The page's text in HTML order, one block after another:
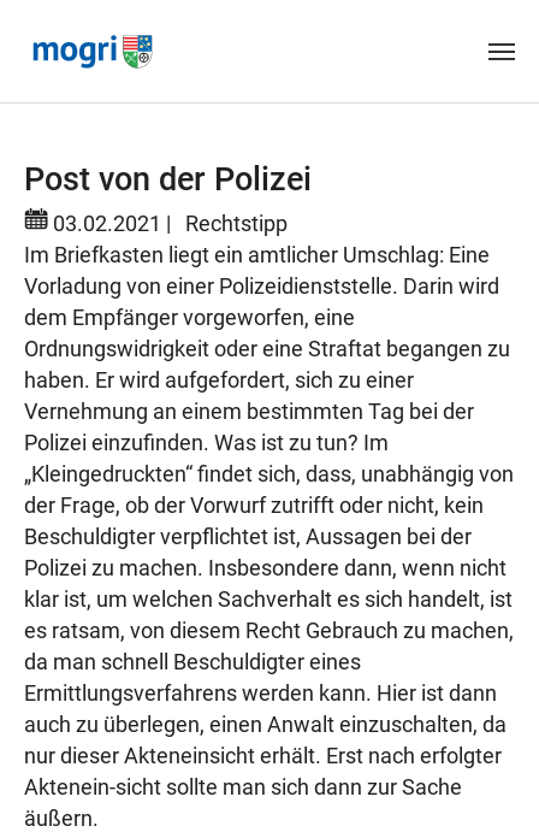
Post von der Polizei
03.02.2021
Rechtstipp
Im Briefkasten liegt ein amtlicher Umschlag: Eine
Vorladung von einer Polizeidienststelle. Darin wird
dem Empfänger vorgeworfen, eine
Ordnungswidrigkeit oder eine Straftat begangen zu
haben. Er wird aufgefordert, sich zu einer
Vernehmung an einem bestimmten Tag bei der
Polizei einzufinden. Was ist zu tun? Im
„Kleingedruckten“ findet sich, dass, unabhängig von
der Frage, ob der Vorwurf zutrifft oder nicht, kein
Beschuldigter verpflichtet ist, Aussagen bei der
Polizei zu machen. Insbesondere dann, wenn nicht
klar ist, um welchen Sachverhalt es sich handelt, ist
es ratsam, von diesem Recht Gebrauch zu machen,
da man schnell Beschuldigter eines
Ermittlungsverfahrens werden kann. Hier ist dann
auch zu überlegen, einen Anwalt einzuschalten, da
nur dieser Akteneinsicht erhält. Erst nach erfolgter
Aktenein-sicht sollte man sich dann zur Sache
äußern.